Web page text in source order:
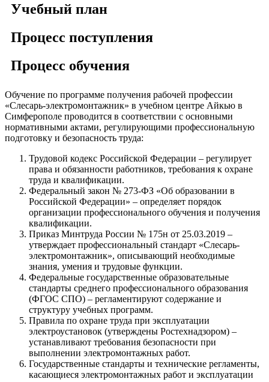
Обучение по программе получения рабочей профессии
«Слесарь-электромонтажник» в учебном центре Айкью в
Симферополе проводится в соответствии с основными
нормативными актами, регулирующими профессиональную
подготовку и безопасность труда:
Трудовой кодекс Российской Федерации – регулирует
права и обязанности работников, требования к охране
труда и квалификации.
Федеральный закон № 273-ФЗ «Об образовании в
Российской Федерации» – определяет порядок
организации профессионального обучения и получения
квалификации.
Приказ Минтруда России № 175н от 25.03.2019 –
утверждает профессиональный стандарт «Слесарь-
электромонтажник», описывающий необходимые
знания, умения и трудовые функции.
Федеральные государственные образовательные
стандарты среднего профессионального образования
(ФГОС СПО) – регламентируют содержание и
структуру учебных программ.
Правила по охране труда при эксплуатации
электроустановок (утверждены Ростехнадзором) –
устанавливают требования безопасности при
выполнении электромонтажных работ.
Государственные стандарты и технические регламенты,
касающиеся электромонтажных работ и эксплуатации
Учебный план
Процесс поступления
Процесс обучения